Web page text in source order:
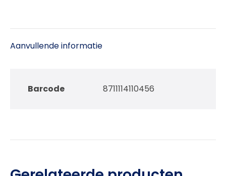
Aanvullende informatie
Barcode 8711114110456